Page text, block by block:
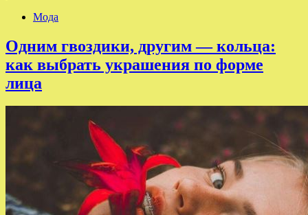
Мода
Одним гвоздики, другим — кольца:
как выбрать украшения по форме
лица